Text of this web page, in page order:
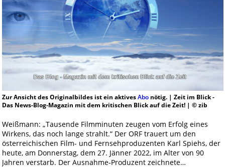
Zur Ansicht des Originalbildes ist ein aktivesAbonötig. | Zeit im Blick -
Das News-Blog-Magazin mit dem kritischen Blick auf die Zeit! | © zib
Weißmann: „Tausende Filmminuten zeugen vom Erfolg eines
Wirkens, das noch lange strahlt.“ Der ORF trauert um den
österreichischen Film- und Fernsehproduzenten Karl Spiehs, der
heute, am Donnerstag, dem 27. Jänner 2022, im Alter von 90
Jahren verstarb. Der Ausnahme-Produzent zeichnete…